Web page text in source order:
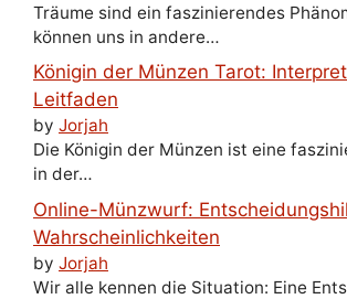
Träume sind ein faszinierendes
können uns in andere…
Königin der Münzen Tarot:
Leitfaden
by Jorjah
Die Königin der Münzen ist eine
in der…
Online-Münzwurf:
Wahrscheinlichkeiten
by Jorjah
Wir alle kennen die Situation: Eine